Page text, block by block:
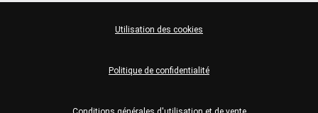
Politique de confidentialité
Utilisation des cookies